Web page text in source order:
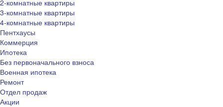
2-комнатные квартиры
3-комнатные квартиры
4-комнатные квартиры
Пентхаусы
Коммерция
Ипотека
Без первоначального взноса
Военная ипотека
Ремонт
Отдел продаж
Акции